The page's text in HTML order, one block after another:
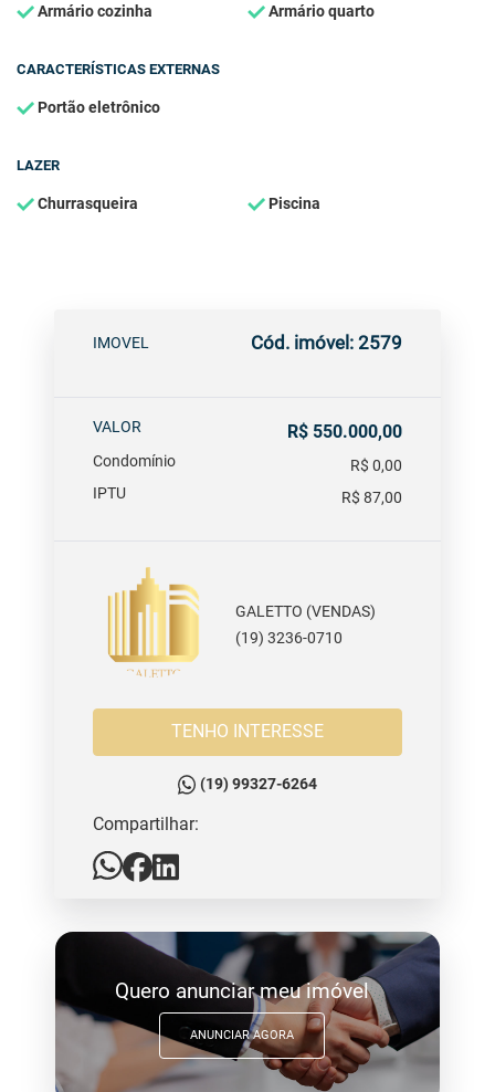
Armário cozinha Armário quarto
CARACTERÍSTICAS EXTERNAS
Portão eletrônico
LAZER
Churrasqueira Piscina
IMOVEL Cód. imóvel: 2579
VALOR R$ 550.000,00
Condomínio
R$ 0,00
IPTU
R$ 87,00
GALETTO (VENDAS)
(19) 3236-0710
TENHO INTERESSE
(19) 99327-6264
Compartilhar:
Quero anunciar meu imóvel
ANUNCIAR AGORA